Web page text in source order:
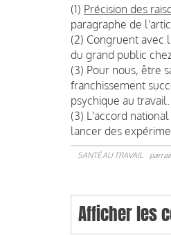
(1) Précision des
paragraphe de
(2) Congruent avec
du grand public
(3) Pour nous, être
franchissement
psychique au travail.
(3) L'accord
lancer des
SANTÉ AU TRAVAIL
Afficher les